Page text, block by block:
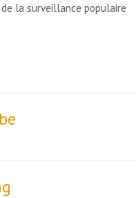
la surveillance populaire